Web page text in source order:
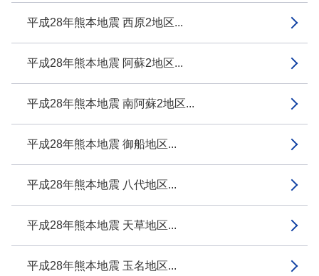
平成28年熊本地震 西原2地区...
平成28年熊本地震 阿蘇2地区...
平成28年熊本地震 南阿蘇2地区...
平成28年熊本地震 御船地区...
平成28年熊本地震 八代地区...
平成28年熊本地震 天草地区...
平成28年熊本地震 玉名地区...